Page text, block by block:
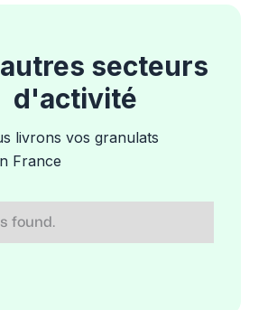
secteurs
d'activité
livrons vos granulats
France
found.